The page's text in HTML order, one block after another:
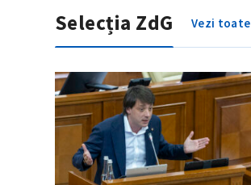
Selecția ZdG Vezi toate